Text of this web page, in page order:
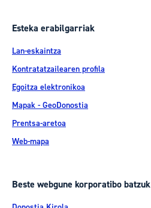
Esteka erabilgarriak
Lan-eskaintza
Kontratatzailearen profila
Egoitza elektronikoa
Mapak - GeoDonostia
Prentsa-aretoa
Web-mapa
Beste webgune korporatibo batzuk